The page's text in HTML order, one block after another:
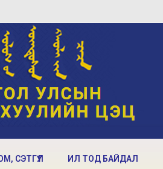
СЭТГҮҮЛ ИЛ ТОД БАЙДАЛ